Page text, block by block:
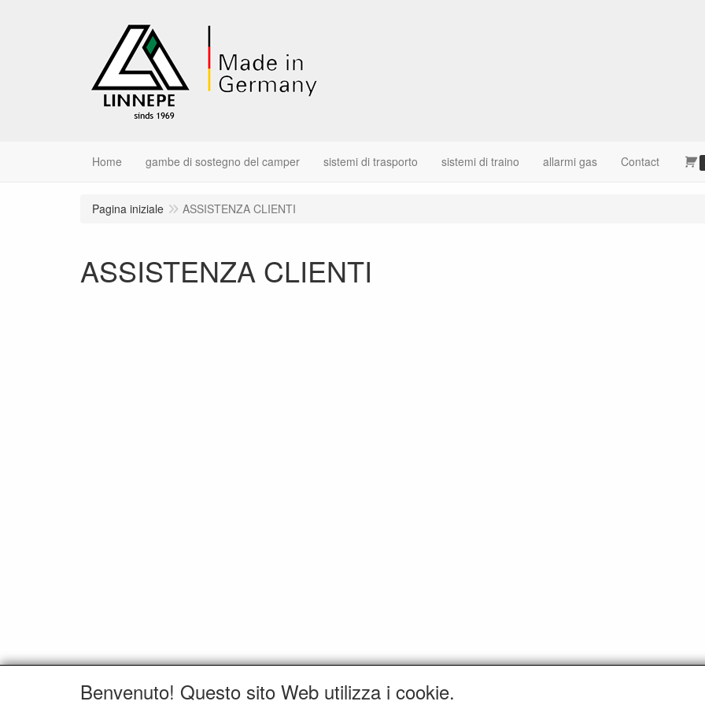
Home gambe di sostegno del camper sistemi di trasporto sistemi di traino allarmi gas Contact
Pagina iniziale ASSISTENZA CLIENTI
ASSISTENZA CLIENTI
Benvenuto! Questo sito Web utilizza i cookie.